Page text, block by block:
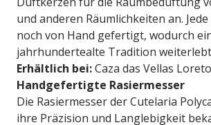
und anderen Räumlichkeiten an.
noch von Hand gefertigt, wodurch
jahrhundertealte Tradition
Erhältlich bei:Caza das Vellas Loreto
Handgefertigte Rasiermesser
Die Rasiermesser der Cutelaria
ihre Präzision und Langlebigkeit